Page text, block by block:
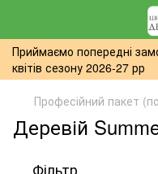
Приймаємо попередні
квітів сезону 2026-27 рр
Професійний пакет
Деревій
Фільтр